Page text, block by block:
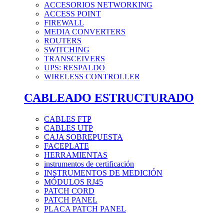
ACCESORIOS NETWORKING
ACCESS POINT
FIREWALL
MEDIA CONVERTERS
ROUTERS
SWITCHING
TRANSCEIVERS
UPS: RESPALDO
WIRELESS CONTROLLER
CABLEADO ESTRUCTURADO
CABLES FTP
CABLES UTP
CAJA SOBREPUESTA
FACEPLATE
HERRAMIENTAS
instrumentos de certificación
INSTRUMENTOS DE MEDICIÓN
MÓDULOS RJ45
PATCH CORD
PATCH PANEL
PLACA PATCH PANEL